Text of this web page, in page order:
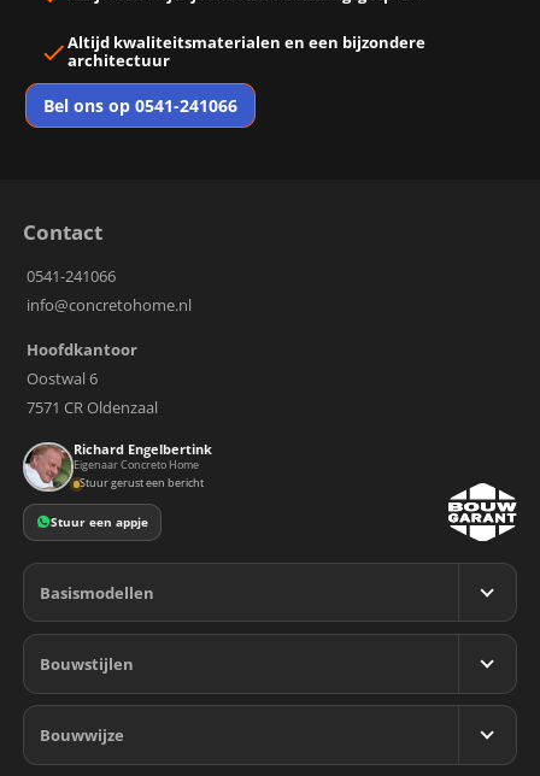
Altijd kwaliteitsmaterialen en een bijzondere
architectuur
Bel ons op 0541-241066
Contact
0541-241066
info@concretohome.nl
Hoofdkantoor
Oostwal 6
7571 CR Oldenzaal
Richard Engelbertink
Eigenaar Concreto Home
Stuur gerust een bericht
Stuur een appje
Basismodellen
Bekijk alle modellen
Chicago
Miami Variant
Bouwstijlen
Bekijk alle stijlen
Boerderijwoning
Eigentijds
Bouwwijze